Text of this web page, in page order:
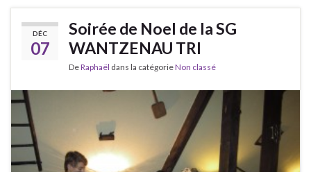
DÉC
07
Soirée de Noel de la SG
WANTZENAU TRI
DeRaphaël dans la catégorieNon classé